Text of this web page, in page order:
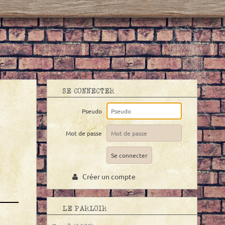
SE CONNECTER
Pseudo
Mot de passe
Créer un compte
LE PARLOIR